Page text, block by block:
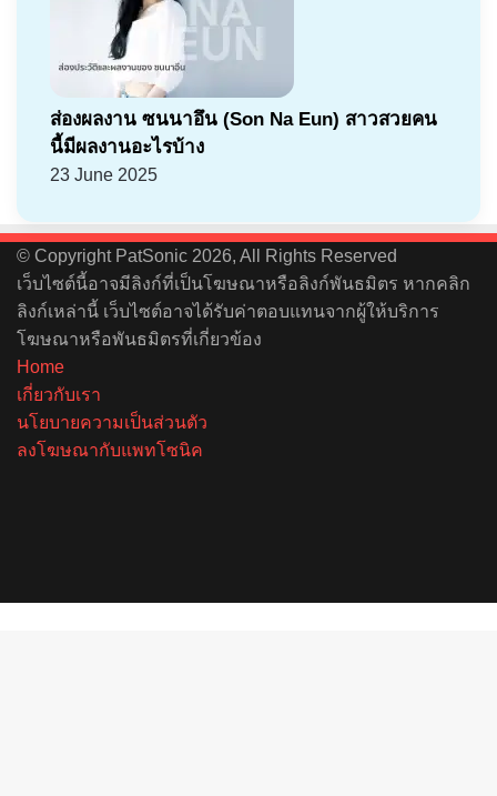
ส่องผลงาน ซนนาอึน (Son Na Eun) สาวสวยคน
นี้มีผลงานอะไรบ้าง
23 June 2025
© Copyright PatSonic 2026, All Rights Reserved
เว็บไซต์นี้อาจมีลิงก์ที่เป็นโฆษณาหรือลิงก์พันธมิตร หากคลิก
ลิงก์เหล่านี้ เว็บไซต์อาจได้รับค่าตอบแทนจากผู้ให้บริการ
โฆษณาหรือพันธมิตรที่เกี่ยวข้อง
Home
เกี่ยวกับเรา
นโยบายความเป็นส่วนตัว
ลงโฆษณากับแพทโซนิค